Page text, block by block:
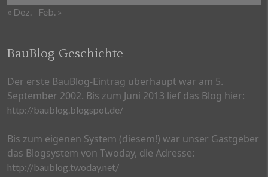
« Dez. Feb. »
BauBlog-Geschichte
Der erste BauBlog-Eintrag überhaupt war am 5.
September 2002. Bis zum Juni 2013 lief das Blog hier:
http://baublog.blogspot.de/
Bis zum eigenen System (diesem!) war unser Gastgeber
das Blogsystem von Twoday, die Adresse:
http://baublog.twoday.net/